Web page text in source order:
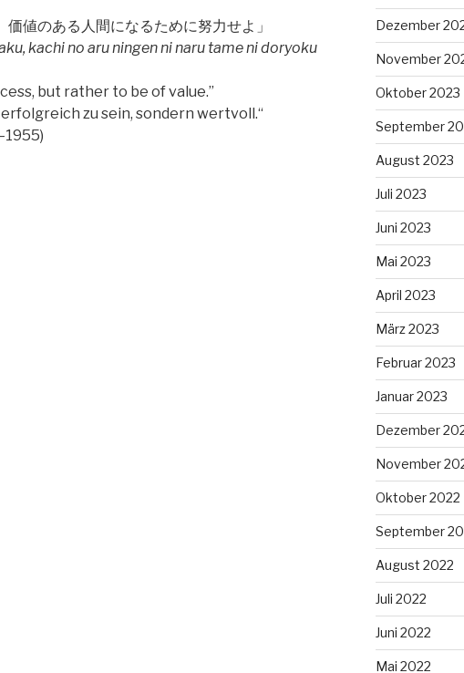
価値のある人間になるために努力せよ」
kachi no aru ningen ni naru tame ni doryoku
but rather to be of value.”
zu sein, sondern wertvoll.“
Dezember
November
Oktober 2023
September
August 2023
Juli 2023
Juni 2023
Mai 2023
April 2023
März 2023
Februar 2023
Januar 2023
Dezember
November
Oktober 2022
September
August 2022
Juli 2022
Juni 2022
Mai 2022